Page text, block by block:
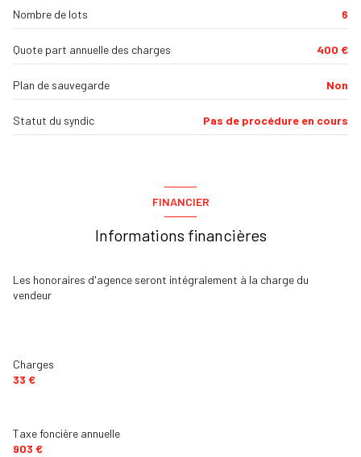
1 niveau(x)
1er étage
1 étage(s)
terrasse
Nombre de lots 6
Quote part annuelle des charges 400 €
Plan de sauvegarde Non
Statut du syndic Pas de procédure en cours
FINANCIER
Informations financières
Les honoraires d'agence seront intégralement à la charge du
vendeur
Charges
33 €
Taxe foncière annuelle
903 €